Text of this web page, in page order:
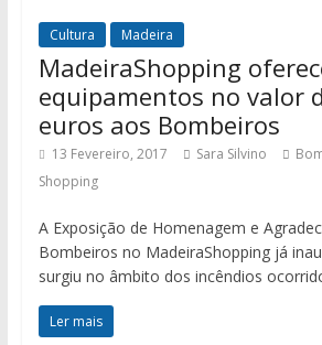
Cultura Madeira
MadeiraShopping
equipamentos no valor
euros aos Bombeiros
13 Fevereiro, 2017 Sara Silvino
Shopping
A Exposição de Homenagem e
Bombeiros no MadeiraShopping já
surgiu no âmbito dos incêndios
Ler mais